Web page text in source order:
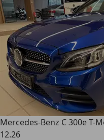
Mercedes-Benz C 300e T-
12.26